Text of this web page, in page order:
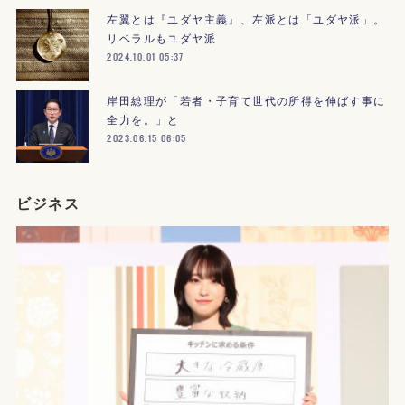
左翼とは『ユダヤ主義』、左派とは「ユダヤ派」。
リベラルもユダヤ派
2024.10.01 05:37
岸田総理が「若者・子育て世代の所得を伸ばす事に
全力を。」と
2023.06.15 06:05
ビジネス